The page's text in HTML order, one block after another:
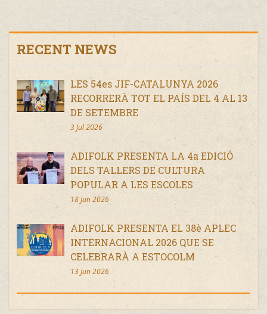
RECENT NEWS
LES 54es JIF-CATALUNYA 2026
RECORRERÀ TOT EL PAÍS DEL 4 AL 13
DE SETEMBRE
3 Jul 2026
ADIFOLK PRESENTA LA 4a EDICIÓ
DELS TALLERS DE CULTURA
POPULAR A LES ESCOLES
18 Jun 2026
ADIFOLK PRESENTA EL 38è APLEC
INTERNACIONAL 2026 QUE SE
CELEBRARÀ A ESTOCOLM
13 Jun 2026